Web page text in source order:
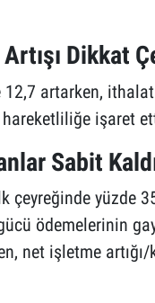
Dikkat
artarken,
işaret
Sabit
çeyreğinde yüzde
ödemelerinin
net işletme